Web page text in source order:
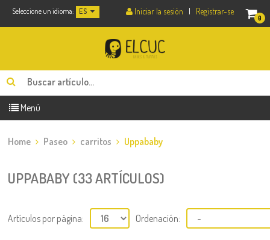
Seleccione un idioma: ES
0
Iniciar la sesión | Registrar-se
Menú
Home Paseo carritos Uppababy
UPPABABY (33 ARTÍCULOS)
Artículos por página: Ordenación: